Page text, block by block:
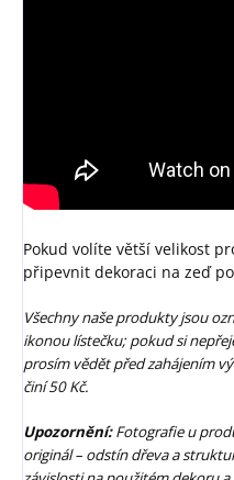
Pokud volíte větší velikost
připevnit dekoraci na zeď
Všechny naše produkty jsou
ikonou lístečku; pokud si
prosím vědět před zahájením
činí 50 Kč.
Upozornění:Fotografie u
originál – odstín dřeva a